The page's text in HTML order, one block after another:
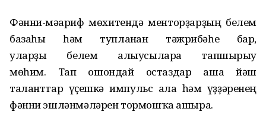
Фәнни-мәғариф мөхитендә менторҙарҙың белем
базаһы һәм тупланған тәжрибәһе бар,
уларҙы белем алыусыларға тапшырыу
мөһим. Тап
ошондай остаздар аша йәш
таланттар үҫешкә импульс ала һәм үҙҙәренең
фәнни эшләнмәләрен тормошҡа ашыра.